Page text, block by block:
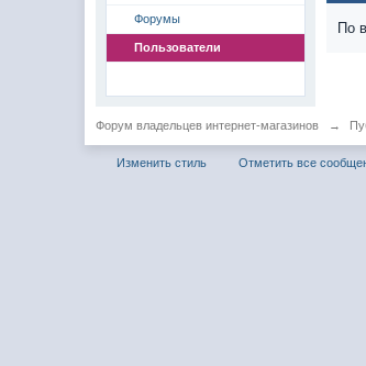
Форумы
Пользователи
По
Форум владельцев интернет-магазинов →
Изменить стиль Отметить все